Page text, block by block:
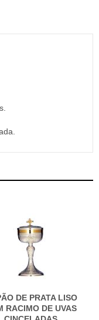
DE PRATA LISO
RACIMO DE UVAS